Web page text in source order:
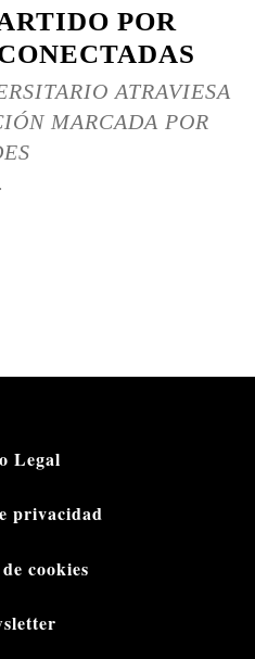
POR
ATRAVIESA
MARCADA POR
Legal
privacidad
cookies